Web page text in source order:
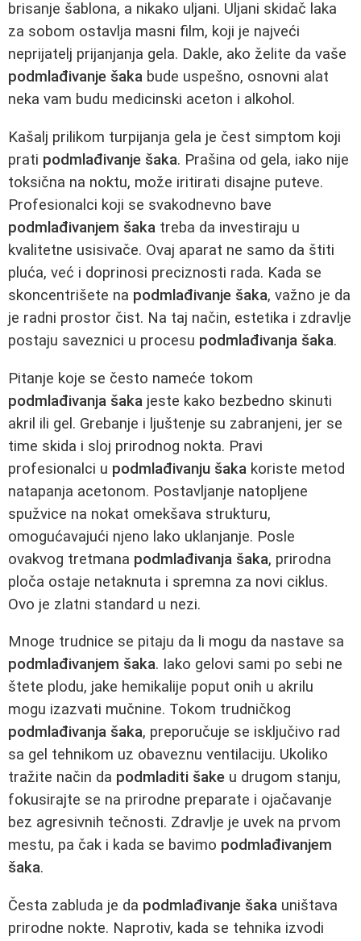
brisanje šablona, a nikako uljani. Uljani skidač laka
za sobom ostavlja masni film, koji je najveći
neprijatelj prijanjanja gela. Dakle, ako želite da vaše
podmlađivanje šaka bude uspešno, osnovni alat
neka vam budu medicinski aceton i alkohol.
Kašalj prilikom turpijanja gela je čest simptom koji
prati podmlađivanje šaka. Prašina od gela, iako nije
toksična na noktu, može iritirati disajne puteve.
Profesionalci koji se svakodnevno bave
podmlađivanjem šaka treba da investiraju u
kvalitetne usisivače. Ovaj aparat ne samo da štiti
pluća, već i doprinosi preciznosti rada. Kada se
skoncentrišete na podmlađivanje šaka, važno je da
je radni prostor čist. Na taj način, estetika i zdravlje
postaju saveznici u procesu podmlađivanja šaka.
Pitanje koje se često nameće tokom
podmlađivanja šaka jeste kako bezbedno skinuti
akril ili gel. Grebanje i ljuštenje su zabranjeni, jer se
time skida i sloj prirodnog nokta. Pravi
profesionalci u podmlađivanju šaka koriste metod
natapanja acetonom. Postavljanje natopljene
spužvice na nokat omekšava strukturu,
omogućavajući njeno lako uklanjanje. Posle
ovakvog tretmana podmlađivanja šaka, prirodna
ploča ostaje netaknuta i spremna za novi ciklus.
Ovo je zlatni standard u nezi.
Mnoge trudnice se pitaju da li mogu da nastave sa
podmlađivanjem šaka. Iako gelovi sami po sebi ne
štete plodu, jake hemikalije poput onih u akrilu
mogu izazvati mučnine. Tokom trudničkog
podmlađivanja šaka, preporučuje se isključivo rad
sa gel tehnikom uz obaveznu ventilaciju. Ukoliko
tražite način da podmladiti šake u drugom stanju,
fokusirajte se na prirodne preparate i ojačavanje
bez agresivnih tečnosti. Zdravlje je uvek na prvom
mestu, pa čak i kada se bavimo podmlađivanjem
šaka.
Česta zabluda je da podmlađivanje šaka uništava
prirodne nokte. Naprotiv, kada se tehnika izvodi